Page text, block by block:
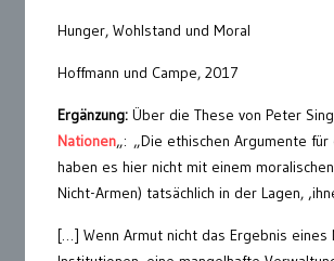
Hunger, Wohlstand und Moral
Hoffmann und Campe, 2017
Ergänzung: Über die These von Peter
Nationen„: „Die ethischen Argumente
haben es hier nicht mit einem
Nicht-Armen) tatsächlich in der Lagen,
[…] Wenn Armut nicht das Ergebnis eines